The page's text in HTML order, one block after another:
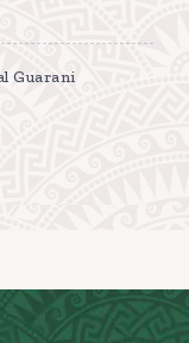
Guarani